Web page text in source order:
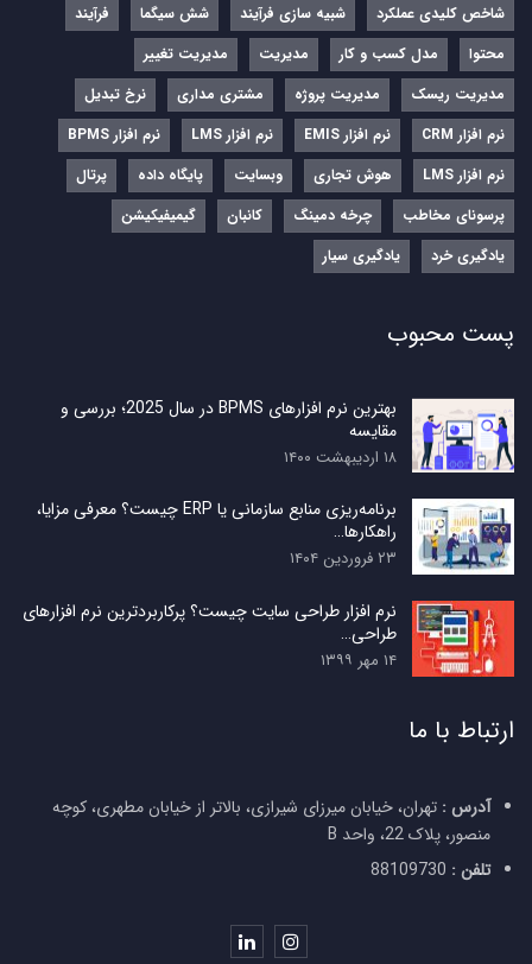
شاخص کلیدی عملکرد
شبیه سازی فرآیند شش سیگما
فرآیند
محتوا
مدل کسب و کار مدیریت
مدیریت تغییر
مدیریت ریسک
مدیریت پروژه مشتری مداری
نرخ تبدیل
نرم‌ افزار CRM
نرم‌ افزار EMIS نرم‌ افزار LMS
نرم افزار BPMS
نرم افزار LMS
هوش تجاری وبسایت پایگاه داده
پرتال
پرسونای مخاطب
چرخه دمینگ کانبان
گیمیفیکیشن
یادگیری خرد
یادگیری سیار
پست محبوب
بهترین نرم افزارهای BPMS در سال 2025؛ بررسی و
مقایسه
۱۸ اردیبهشت ۱۴۰۰
برنامه‌ریزی منابع سازمانی یا ERP چیست؟ معرفی مزایا،
راهکارها…
۲۳ فروردین ۱۴۰۴
نرم افزار طراحی سایت چیست؟ پرکاربردترین نرم افزارهای
طراحی…
۱۴ مهر ۱۳۹۹
ارتباط با ما
آدرس : تهران، خیابان میرزای شیرازی، بالاتر از خیابان مطهری، کوچه
منصور، پلاک 22، واحد B
تلفن :